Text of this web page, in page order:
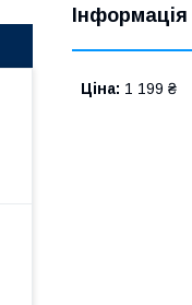
Ціна: 1 199 ₴